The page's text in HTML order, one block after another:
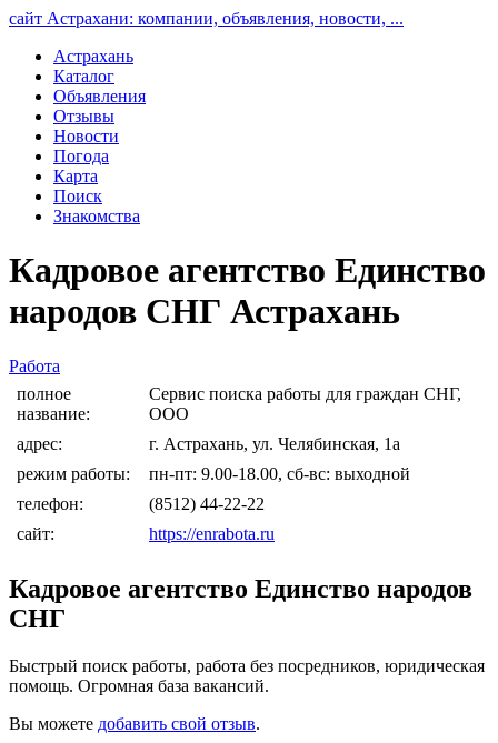
сайт Астрахани: компании, объявления, новости, ...
Астрахань
Каталог
Объявления
Отзывы
Новости
Погода
Карта
Поиск
Знакомства
Кадровое агентство Единство
народов СНГ Астрахань
Работа
полное
название:
Сервис поиска работы для граждан СНГ,
ООО
адрес:
г. Астрахань, ул. Челябинская, 1а
режим работы:
пн-пт: 9.00-18.00, сб-вс: выходной
телефон:
(8512) 44-22-22
сайт:
https://enrabota.ru
Кадровое агентство Единство народов
СНГ
Быстрый поиск работы, работа без посредников, юридическая
помощь. Огромная база вакансий.
Вы можете добавить свой отзыв.